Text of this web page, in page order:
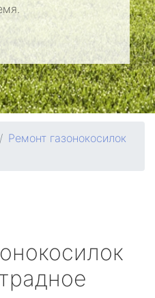
Ремонт газонокосилок